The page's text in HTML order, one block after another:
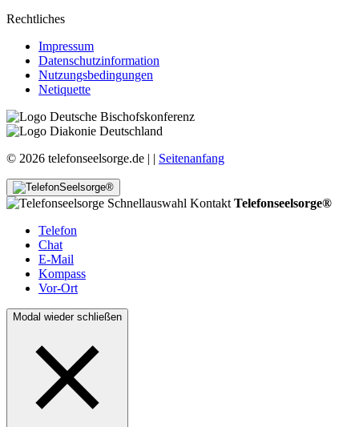
Rechtliches
Impressum
Datenschutzinformation
Nutzungsbedingungen
Netiquette
© 2026 telefonseelsorge.de | Seitenanfang
Telefonseelsorge®
Telefon
Chat
E-Mail
Kompass
Vor-Ort
Modal wieder schließen